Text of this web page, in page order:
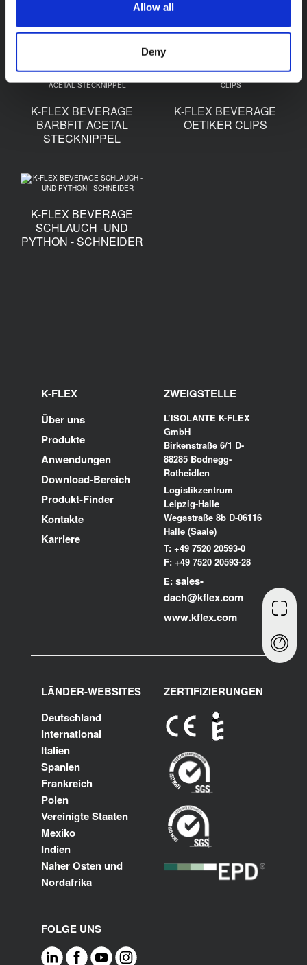
Allow all
Deny
Zubehör
K-FLEX BEVERAGE
BARBFIT ACETAL
STECKNIPPEL
K-FLEX BEVERAGE
OETIKER CLIPS
K-FLEX BEVERAGE
SCHLAUCH -UND
PYTHON - SCHNEIDER
K-FLEX
Über uns
Produkte
Anwendungen
Download-Bereich
Produkt-Finder
Kontakte
Karriere
ZWEIGSTELLE
L’ISOLANTE K-FLEX
GmbH
Birkenstraße 6/1 D-
88285 Bodnegg-
Rotheidlen
Logistikzentrum
Leipzig-Halle
Wegastraße 8b D-06116
Halle (Saale)
T: +49 7520 20593-0
F: +49 7520 20593-28
E: sales-
dach@kflex.com
www.kflex.com
LÄNDER-WEBSITES
Deutschland
International
Italien
Spanien
Frankreich
Polen
Vereinigte Staaten
Mexiko
Indien
Naher Osten und
Nordafrika
ZERTIFIZIERUNGEN
FOLGE UNS